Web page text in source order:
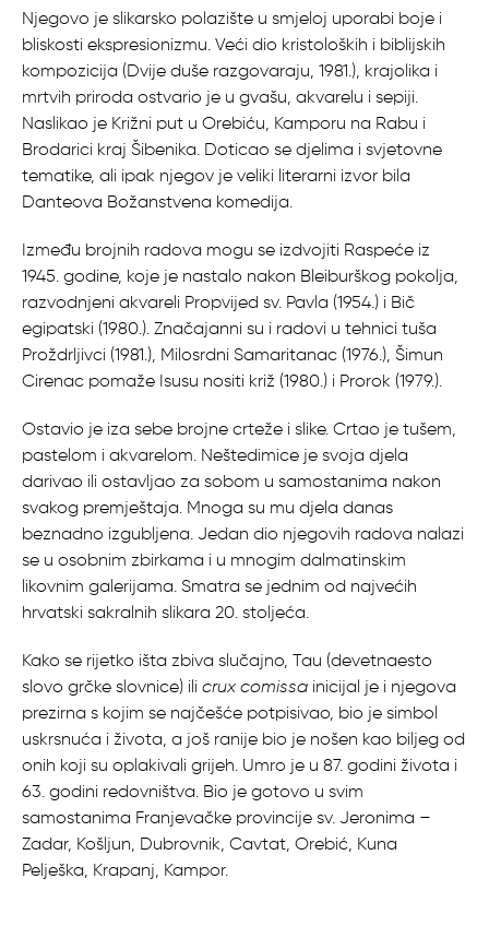
Njegovo je slikarsko polazište u smjeloj uporabi boje i
bliskosti ekspresionizmu. Veći dio kristoloških i biblijskih
kompozicija (Dvije duše razgovaraju, 1981.), krajolika i
mrtvih priroda ostvario je u gvašu, akvarelu i sepiji.
Naslikao je Križni put u Orebiću, Kamporu na Rabu i
Brodarici kraj Šibenika. Doticao se djelima i svjetovne
tematike, ali ipak njegov je veliki literarni izvor bila
Danteova Božanstvena komedija.
Između brojnih radova mogu se izdvojiti Raspeće iz
1945. godine, koje je nastalo nakon Bleiburškog pokolja,
razvodnjeni akvareli Propvijed sv. Pavla (1954.) i Bič
egipatski (1980.). Značajanni su i radovi u tehnici tuša
Proždrljivci (1981.), Milosrdni Samaritanac (1976.), Šimun
Cirenac pomaže Isusu nositi križ (1980.) i Prorok (1979.).
Ostavio je iza sebe brojne crteže i slike. Crtao je tušem,
pastelom i akvarelom. Neštedimice je svoja djela
darivao ili ostavljao za sobom u samostanima nakon
svakog premještaja. Mnoga su mu djela danas
beznadno izgubljena. Jedan dio njegovih radova nalazi
se u osobnim zbirkama i u mnogim dalmatinskim
likovnim galerijama. Smatra se jednim od najvećih
hrvatski sakralnih slikara 20. stoljeća.
Kako se rijetko išta zbiva slučajno, Tau (devetnaesto
slovo grčke slovnice) ili crux comissa inicijal je i njegova
prezirna s kojim se najčešće potpisivao, bio je simbol
uskrsnuća i života, a još ranije bio je nošen kao biljeg od
onih koji su oplakivali grijeh. Umro je u 87. godini života i
63. godini redovništva. Bio je gotovo u svim
samostanima Franjevačke provincije sv. Jeronima –
Zadar, Košljun, Dubrovnik, Cavtat, Orebić, Kuna
Pelješka, Krapanj, Kampor.